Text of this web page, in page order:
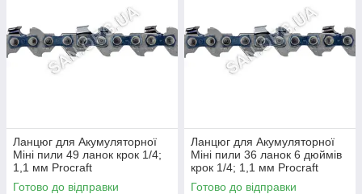
Ланцюг для Акумуляторної
Міні пили 49 ланок крок 1/4;
1,1 мм Procraft
Готово до відправки
Ланцюг для Акумуляторної
Міні пили 36 ланок 6 дюймів
крок 1/4; 1,1 мм Procraft
Готово до відправки